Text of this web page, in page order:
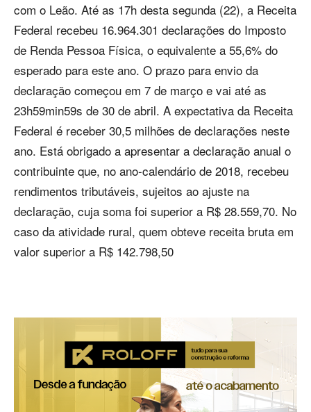
com o Leão. Até as 17h desta segunda (22), a Receita
Federal recebeu 16.964.301 declarações do Imposto
de Renda Pessoa Física, o equivalente a 55,6% do
esperado para este ano. O prazo para envio da
declaração começou em 7 de março e vai até as
23h59min59s de 30 de abril. A expectativa da Receita
Federal é receber 30,5 milhões de declarações neste
ano. Está obrigado a apresentar a declaração anual o
contribuinte que, no ano-calendário de 2018, recebeu
rendimentos tributáveis, sujeitos ao ajuste na
declaração, cuja soma foi superior a R$ 28.559,70. No
caso da atividade rural, quem obteve receita bruta em
valor superior a R$ 142.798,50